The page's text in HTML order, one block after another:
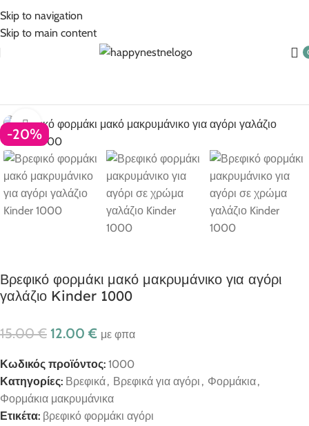
Skip to navigation
Skip to main content
-20%
Click to enlarge
Βρεφικό φορμάκι μακό μακρυμάνικο για αγόρι
γαλάζιο Kinder 1000
15.00€ 12.00€ με φπα
Κωδικός προϊόντος: 1000
Κατηγορίες: Βρεφικά, Βρεφικά για αγόρι , Φορμάκια,
Φορμάκια μακρυμάνικα
Ετικέτα: βρεφικό φορμάκι αγόρι
5% Επιπλέον έκπτωση για πληρωμές με κάρτα!